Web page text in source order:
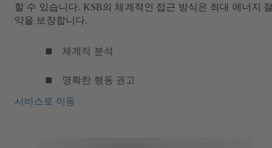
할 수 있습니다. KSB의 체계적인 접근 방식은 최대 에너지 절
약을 보장합니다.
체계적 분석
명확한 행동 권고
서비스로 이동